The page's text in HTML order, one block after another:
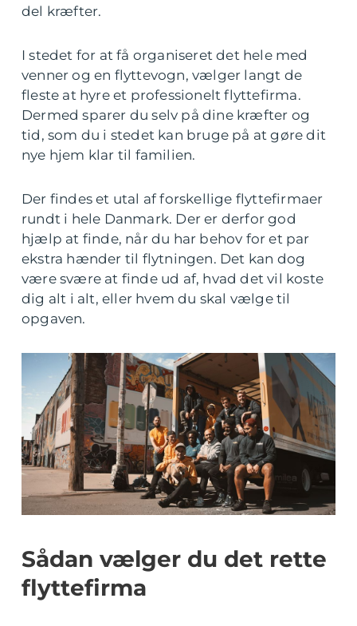
del kræfter.
I stedet for at få organiseret det hele med
venner og en flyttevogn, vælger langt de
fleste at hyre et professionelt flyttefirma.
Dermed sparer du selv på dine kræfter og
tid, som du i stedet kan bruge på at gøre dit
nye hjem klar til familien.
Der findes et utal af forskellige flyttefirmaer
rundt i hele Danmark. Der er derfor god
hjælp at finde, når du har behov for et par
ekstra hænder til flytningen. Det kan dog
være svære at finde ud af, hvad det vil koste
dig alt i alt, eller hvem du skal vælge til
opgaven.
Sådan vælger du det rette
flyttefirma